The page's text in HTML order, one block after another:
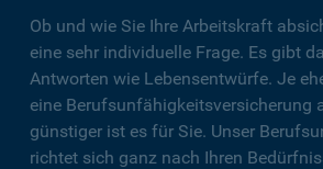
Ob und wie Sie Ihre Arbeitskraft
eine sehr individuelle Frage. Es gibt
Antworten wie Lebensentwürfe. Je
eine Berufsunfähigkeitsversicherung
günstiger ist es für Sie. Unser
richtet sich ganz nach Ihren